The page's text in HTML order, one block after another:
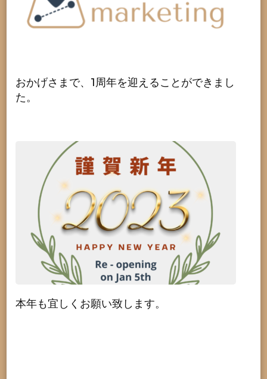
おかげさまで、1周年を迎えることができまし
た。
本年も宜しくお願い致します。